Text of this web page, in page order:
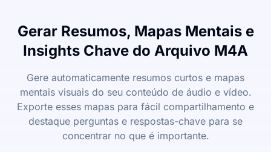
Gerar Resumos, Mapas Mentais e
Insights Chave do Arquivo M4A
Gere automaticamente resumos curtos e mapas
mentais visuais do seu conteúdo de áudio e vídeo.
Exporte esses mapas para fácil compartilhamento e
destaque perguntas e respostas-chave para se
concentrar no que é importante.